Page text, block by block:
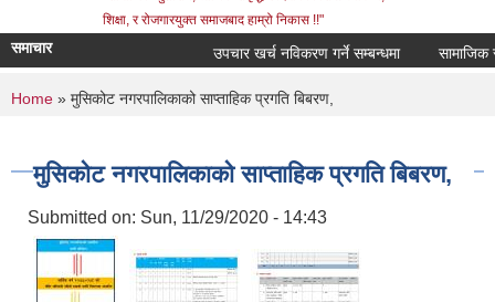
शिक्षा, र रोजगारयुक्त समाजबाद हाम्रो निकास !!"
समाचार उपचार खर्च नविकरण गर्ने सम्बन्धमा
You are here
Home » मुसिकोट नगरपालिकाको साप्ताहिक प्रगति बिबरण,
मुसिकोट नगरपालिकाको साप्ताहिक प्रगति बिबरण,
Submitted on: Sun, 11/29/2020 - 14:43